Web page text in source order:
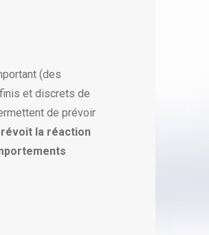
(des
et discrets de
de prévoir
la réaction